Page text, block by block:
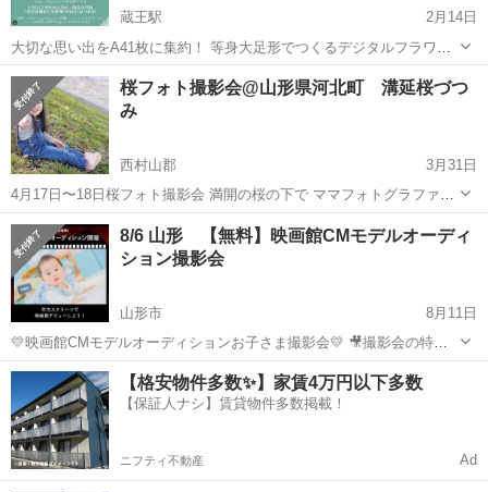
蔵王駅
2月14日
大切な思い出をA41枚に集約！ 等身大足形でつくるデジタルフラワー
アート🌸 デジタルフラワーアート考案者 岩崎令衣です♪ お子さん
の成長って 本当にあっという 折角可愛い写真を ...
山形 山形市 蔵王駅 育児 思い出
桜フォト撮影会@山形県河北町 溝延桜づつ
み
西村山郡
3月31日
4月17日〜18日桜フォト撮影会 満開の桜の下で ママフォトグラファー
Azu.による撮影会を開催します。 ●入園、入学記念に制服やランドセ
ルで ●ファミリーフォト ●マタニティフォト ●ベビー、きょうだいフ
ォト ●お友だち...
山形 西村山郡 育児 撮影会
8/6 山形 【無料】映画館CMモデルオーディ
ション撮影会
山形市
8月11日
💛映画館CMモデルオーディションお子さま撮影会💛 🎥撮影会の特徴
✅オーディションも兼ねた無料の撮影会✨ ✅グランプリはFammの広告
モデルとして映画館CMデビュー！👑 ✅撮影した写真データも約10枚
無料でもらえ...
山形 山形市 育児 撮影会
【格安物件多数✨】家賃4万円以下多数
【保証人ナシ】賃貸物件多数掲載！
ニフティ不動産 Ad